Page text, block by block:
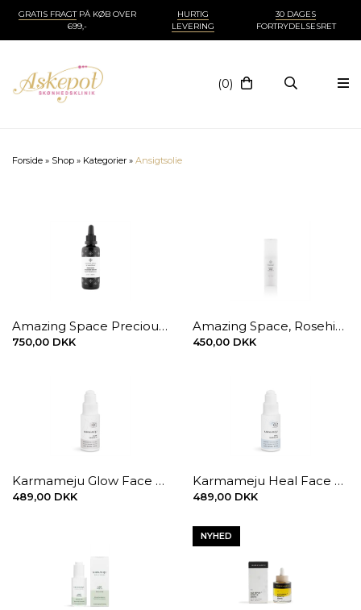
GRATIS FRAGTPÅ KØB OVER
699,-
HURTIG
LEVERING
30 DAGES
FORTRYDELSESRET
(0)
Forside » Shop » Kategorier » Ansigtsolie
Amazing Space Precious Diamond Drops 50 ml
750,00 DKK
Amazing Space, Rosehip Repair faceoil, 35 ml.
450,00 DKK
Karmameju Glow Face Oil
489,00 DKK
Karmameju Heal Face Oil
489,00 DKK
NYHED